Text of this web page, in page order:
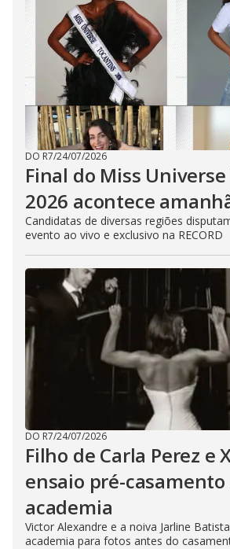
DO R7/24/07/2026
Final do Miss
2026 acontece
Candidatas de diversas regiões
evento ao vivo e exclusivo na RECORD
DO R7/24/07/2026
Filho de Carla Perez e
ensaio pré-casamento
academia
Victor Alexandre e a noiva Jarline
academia para fotos antes do